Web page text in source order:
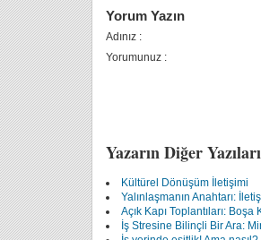
Yorum Yazın
Adınız :
Yorumunuz :
Yazarın Diğer Yazıları
Kültürel Dönüşüm İletişimi
Yalınlaşmanın Anahtarı:
Açık Kapı Toplantıları:
İş Stresine Bilinçli Bir Ara: